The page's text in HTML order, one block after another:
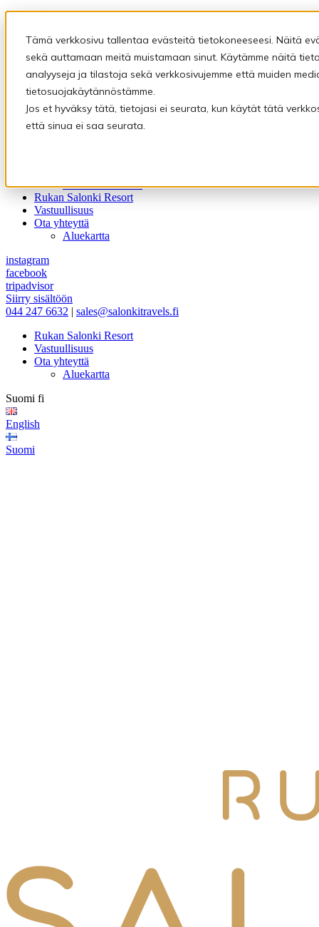
Tämä verkkosivu tallentaa evästeitä tietokoneeseesi. Näitä
sekä auttamaan meitä muistamaan sinut. Käytämme näitä
analyyseja ja tilastoja sekä verkkosivujemme että muiden
tietosuojakäytännöstämme.
Jos et hyväksy tätä, tietojasi ei seurata, kun käytät tätä
että sinua ei saa seurata.
Ravintolat
Ravintola Kultala
Rukan Kuksa
Eräravintola Kymppi
Saunat
Pyhäpiilon saunamaailma
Rukan Salonki Resort – Tähtisauna
Kokous- ja juhlatilat
Kokous huvilassa
Rukan Salonki Resort
Vastuullisuus
Ota yhteyttä
Aluekartta
instagram
facebook
tripadvisor
Siirry sisältöön
044 247 6632 | sales@salonkitravels.fi
Rukan Salonki Resort
Vastuullisuus
Ota yhteyttä
Aluekartta
Suomi fi
English
Suomi